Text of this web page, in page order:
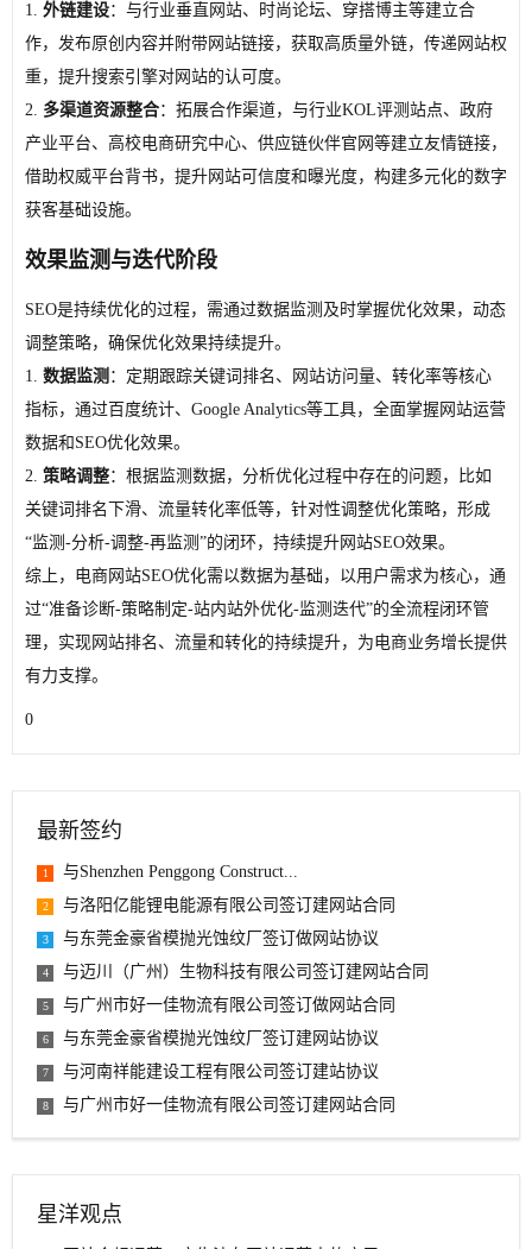
1. 外链建设：与行业垂直网站、时尚论坛、穿搭博主等建立合
作，发布原创内容并附带网站链接，获取高质量外链，传递网站权
重，提升搜索引擎对网站的认可度。
2. 多渠道资源整合：拓展合作渠道，与行业KOL评测站点、政府
产业平台、高校电商研究中心、供应链伙伴官网等建立友情链接，
借助权威平台背书，提升网站可信度和曝光度，构建多元化的数字
获客基础设施。
效果监测与迭代阶段
SEO是持续优化的过程，需通过数据监测及时掌握优化效果，动态
调整策略，确保优化效果持续提升。
1. 数据监测 ：定期跟踪关键词排名、网站访问量、转化率等核心
指标，通过百度统计、Google Analytics等工具，全面掌握网站运营
数据和SEO优化效果。
2. 策略调整：根据监测数据，分析优化过程中存在的问题，比如
关键词排名下滑、流量转化率低等，针对性调整优化策略，形成
“监测-分析-调整-再监测”的闭环，持续提升网站SEO效果。
综上，电商网站SEO优化需以数据为基础，以用户需求为核心，通
过“准备诊断-策略制定-站内站外优化-监测迭代”的全流程闭环管
理，实现网站排名、流量和转化的持续提升，为电商业务增长提供
有力支撑。
0
最新签约
1 与Shenzhen Penggong Construct...
2 与洛阳亿能锂电能源有限公司签订建网站合同
3 与东莞金豪省模抛光蚀纹厂签订做网站协议
4 与迈川（广州）生物科技有限公司签订建网站合同
5 与广州市好一佳物流有限公司签订做网站合同
6 与东莞金豪省模抛光蚀纹厂签订建网站协议
7 与河南祥能建设工程有限公司签订建站协议
8 与广州市好一佳物流有限公司签订建网站合同
星洋观点